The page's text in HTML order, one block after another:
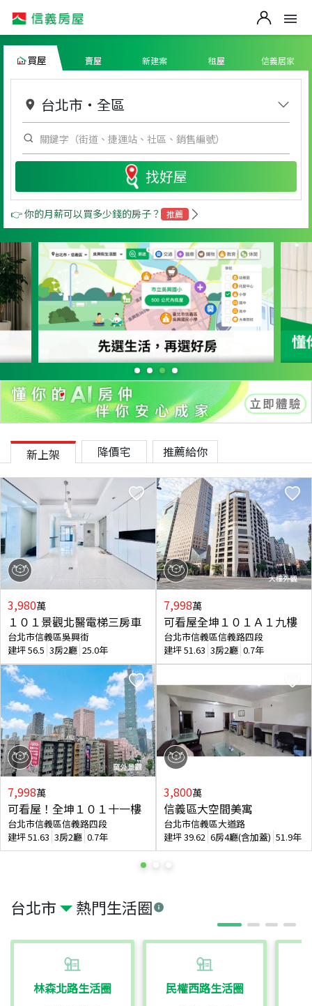
買屋 賣屋 新建案 租屋 信義居家
台北市 ・ 全區
找好屋
👉 你的月薪可以買多少錢的房子？ 推薦
台北市 熱門生活圈
林森北路生活圈 民權西路生活圈
新上架 降價宅 推薦給你
3,980萬
１０１景觀北醫電梯三房車
台北市信義區吳興街
建坪56.5 3房2廳 25.0年
7,998萬
可看屋！全坤１０１十一樓
台北市信義區信義路四段
建坪51.63 3房2廳 0.7年
7,998萬
可看屋全坤１０１Ａ１九樓
台北市信義區信義路四段
建坪51.63 3房2廳 0.7年
3,800萬
信義區大空間美寓
台北市信義區大道路
建坪39.62 6房4廳(含加蓋) 51.9年